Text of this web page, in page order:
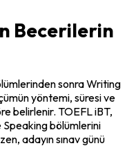
Becerilerin
sonra Writing
yöntemi, süresi ve
belirlenir. TOEFL iBT,
Speaking bölümlerini
adayın sınav günü